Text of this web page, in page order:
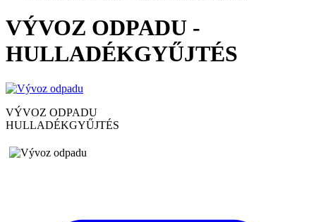
VÝVOZ ODPADU -
HULLADÉKGYŰJTÉS
VÝVOZ ODPADU
HULLADÉKGYŰJTÉS